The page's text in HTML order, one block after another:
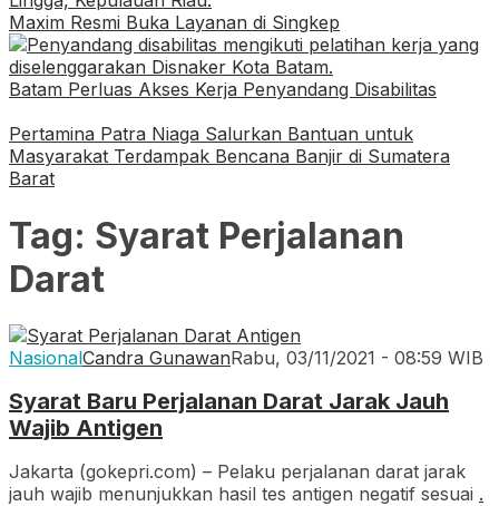
Maxim Resmi Buka Layanan di Singkep
Batam Perluas Akses Kerja Penyandang Disabilitas
Pertamina Patra Niaga Salurkan Bantuan untuk
Masyarakat Terdampak Bencana Banjir di Sumatera
Barat
Tag: Syarat Perjalanan
Darat
NasionalCandra GunawanRabu, 03/11/2021 - 08:59 WIB
Syarat Baru Perjalanan Darat Jarak Jauh
Wajib Antigen
Jakarta (gokepri.com) – Pelaku perjalanan darat jarak
jauh wajib menunjukkan hasil tes antigen negatif sesuai .